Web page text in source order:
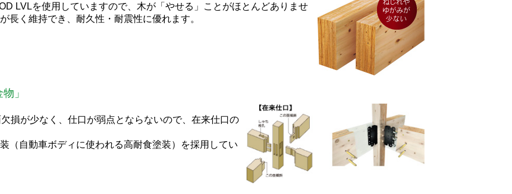
LVLを使用していますので、木が「やせる」ことがほとんどありませ
長く維持でき、耐久性・耐震性に優れます。
」
損が少なく、仕口が弱点とならないので、在来仕口の
（自動車ボディに使われる高耐食塗装）を採用してい